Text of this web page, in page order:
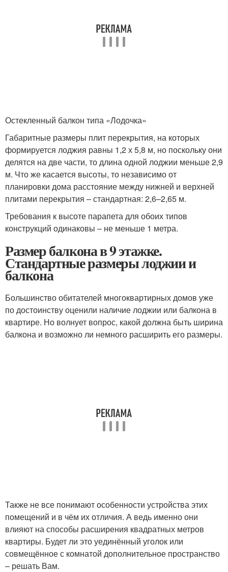
Остекленный балкон типа «Лодочка»
Габаритные размеры плит перекрытия, на которых
формируется лоджия равны 1,2 х 5,8 м, но поскольку они
делятся на две части, то длина одной лоджии меньше 2,9
м. Что же касается высоты, то независимо от
планировки дома расстояние между нижней и верхней
плитами перекрытия – стандартная: 2,6–2,65 м.
Требования к высоте парапета для обоих типов
конструкций одинаковы – не меньше 1 метра.
Размер балкона в 9 этажке.
Стандартные размеры лоджии и
балкона
Большинство обитателей многоквартирных домов уже
по достоинству оценили наличие лоджии или балкона в
квартире. Но волнует вопрос, какой должна быть ширина
балкона и возможно ли немного расширить его размеры.
Также не все понимают особенности устройства этих
помещений и в чём их отличия. А ведь именно они
влияют на способы расширения квадратных метров
квартиры. Будет ли это уединённый уголок или
совмещённое с комнатой дополнительное пространство
– решать Вам.